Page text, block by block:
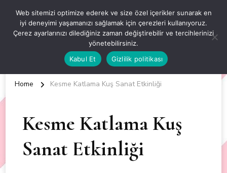
OKUL ÖNCESİ ETKİNLİKLER
EN YENİ VE ÖZGÜN OKUL ÖNCESİ ETKİNLİKLERİ
Home Kesme Katlama Kuş Sanat Etkinliği
Kesme Katlama Kuş
Sanat Etkinliği
Web sitemizi optimize ederek ve size özel içerikler sunarak en
iyi deneyimi yaşamanızı sağlamak için çerezleri kullanıyoruz.
Çerez ayarlarınızı dilediğiniz zaman değiştirebilir ve tercihlerinizi
yönetebilirsiniz.
Kabul Et
Gizlilik politikası